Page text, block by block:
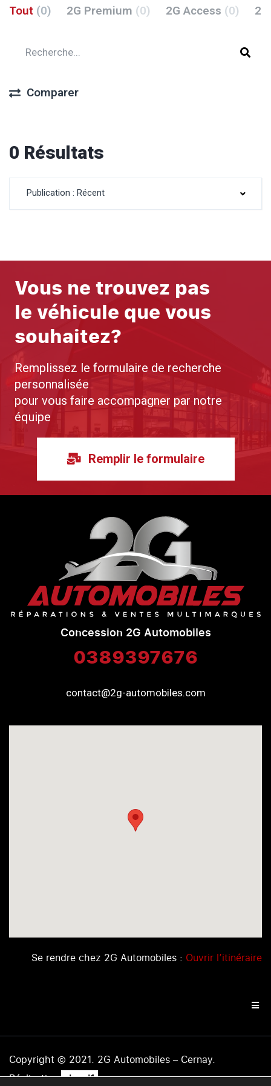
Tout (0) 2G Premium (0) 2G Access (0)
Comparer
0 Résultats
Publication : Récent
Vous ne trouvez pas
le véhicule que vous
souhaitez?
Remplissez le formulaire de recherche
personnalisée
pour vous faire accompagner par notre
équipe
Remplir le formulaire
Concession 2G Automobiles
0389397676
contact@2g-automobiles.com
Se rendre chez 2G Automobiles : Ouvrir l’itinéraire
Copyright © 2021. 2G Automobiles – Cernay.
Réalisation .level1